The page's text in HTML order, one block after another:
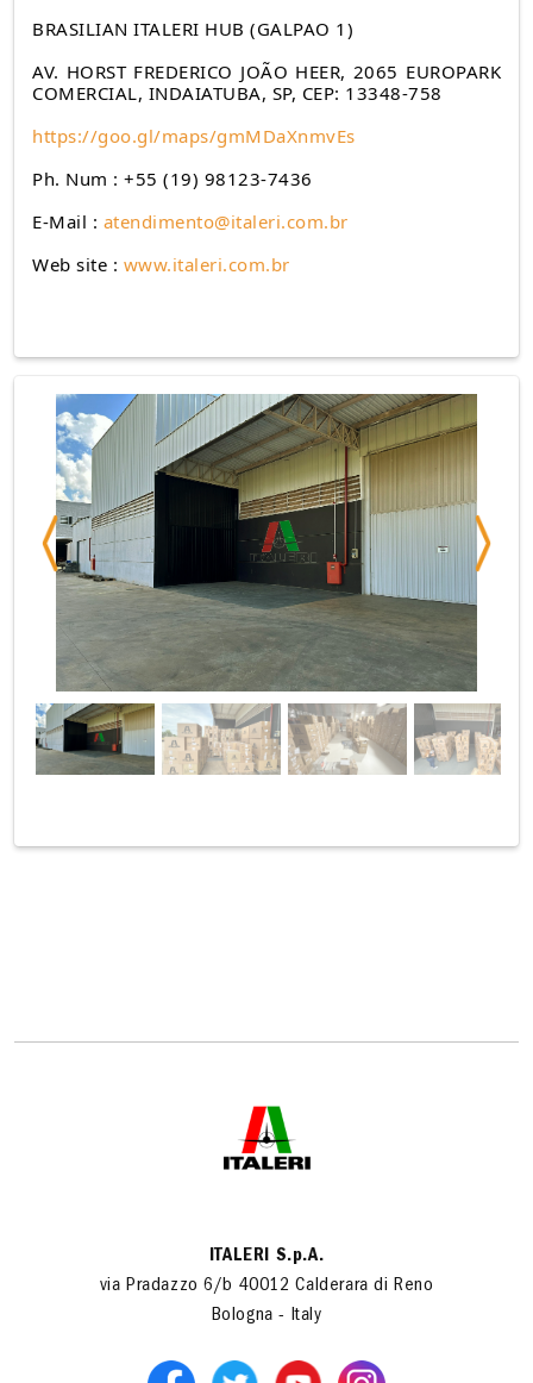
BRASILIAN ITALERI HUB (GALPAO 1)
AV. HORST FREDERICO JOÃO HEER, 2065 EUROPARK
COMERCIAL, INDAIATUBA, SP, CEP: 13348-758
https://goo.gl/maps/gmMDaXnmvEs
Ph. Num : +55 (19) 98123-7436
E-Mail : atendimento@italeri.com.br
Web site : www.italeri.com.br
Previous Next
ITALERI S.p.A.
via Pradazzo 6/b 40012 Calderara di Reno
Bologna - Italy